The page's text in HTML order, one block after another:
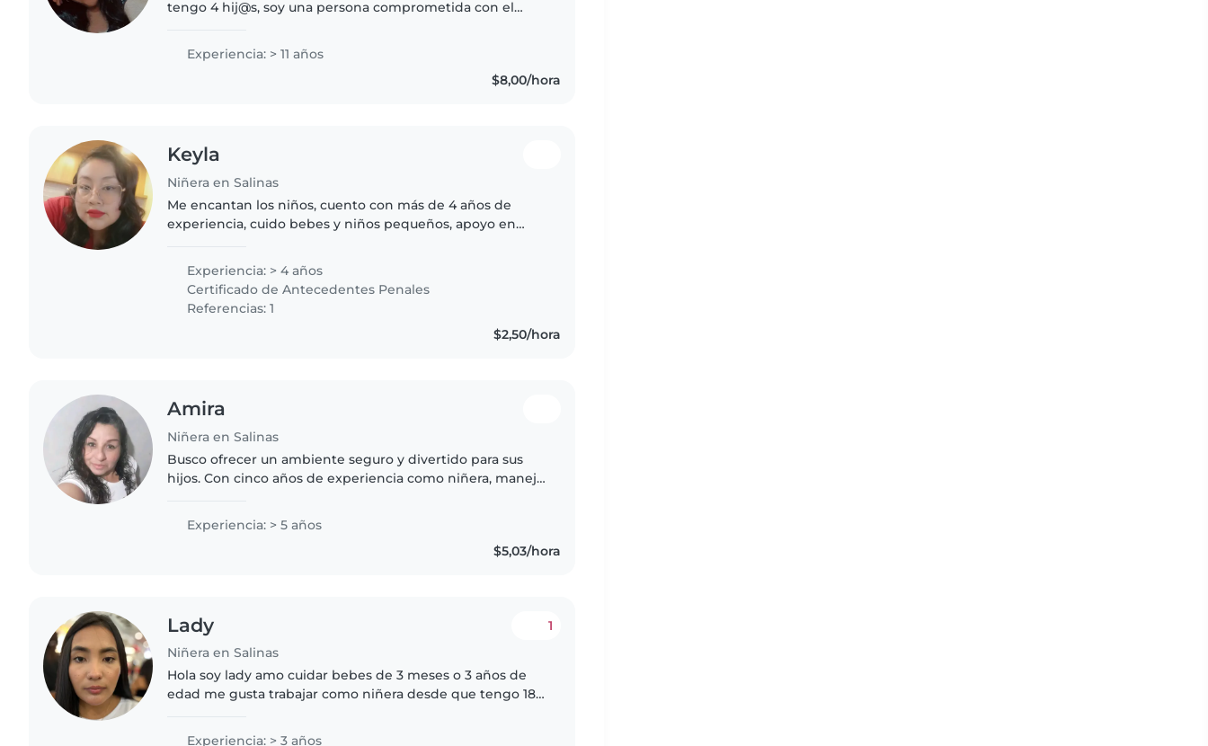
tengo 4 hij@s, soy una persona comprometida con el
gusta estar todo el tiempo..
Experiencia: > 11 años
$8,00/hora
Keyla
Niñera en Salinas
Me encantan los niños, cuento con más de 4 años de
experiencia, cuido bebes y niños pequeños, apoyo en
Experiencia: > 4 años
Certificado de Antecedentes Penales
Referencias: 1
$2,50/hora
Amira
Niñera en Salinas
Busco ofrecer un ambiente seguro y divertido para sus
hijos. Con cinco años de experiencia como niñera, manejo
Experiencia: > 5 años
$5,03/hora
Lady
Niñera en Salinas
1
Hola soy lady amo cuidar bebes de 3 meses o 3 años de
edad me gusta trabajar como niñera desde que tengo 18
encantaria cuidar..
Experiencia: > 3 años